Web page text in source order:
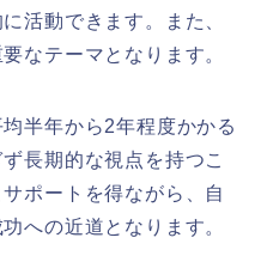
活動できます。また、
なテーマとなります。
半年から2年程度かかる
長期的な視点を持つこ
ポートを得ながら、自
への近道となります。